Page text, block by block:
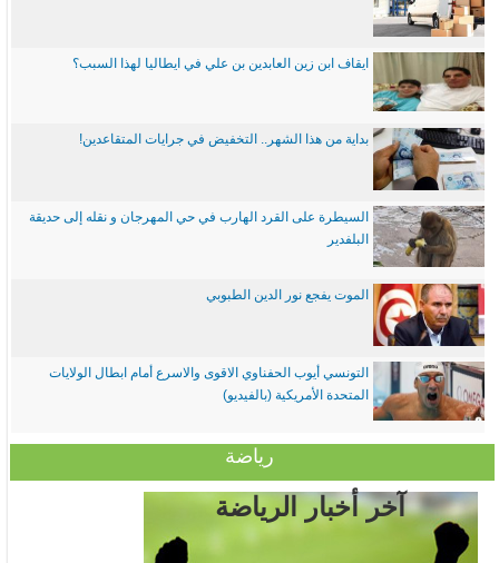
ايقاف ابن زين العابدين بن علي في ايطاليا لهذا السبب؟
بداية من هذا الشهر.. التخفيض في جرايات المتقاعدين!
السيطرة على القرد الهارب في حي المهرجان و نقله إلى حديقة
البلفدير
الموت يفجع نور الدين الطبوبي
التونسي أيوب الحفناوي الاقوى والاسرع أمام ابطال الولايات
المتحدة الأمريكية (بالفيديو)
رياضة
آخر أخبار الرياضة